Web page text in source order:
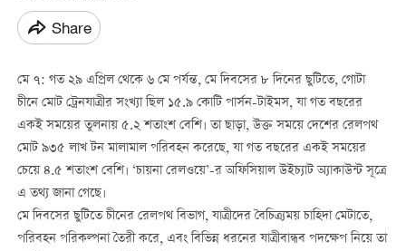
Share
মে ৭: গত ২৯ এপ্রিল থেকে ৬ মে পর্যন্ত, মে দিবসের ৮ দিনের ছুটিতে, গোটা
চীনে মোট ট্রেনযাত্রীর সংখ্যা ছিল ১৫.৯ কোটি পার্সন-টাইমস, যা গত বছরের
একই সময়ের তুলনায় ৫.২ শতাংশ বেশি। তা ছাড়া, উক্ত সময়ে দেশের রেলপথ
মোট ৯৩৫ লাখ টন মালামাল পরিবহন করেছে, যা গত বছরের একই সময়ের
চেয়ে ৪.৫ শতাংশ বেশি। ‘চায়না রেলওয়ে’-র অফিসিয়াল উইচ্যাট অ্যাকাউন্ট সূত্রে
এ তথ্য জানা গেছে।
মে দিবসের ছুটিতে চীনের রেলপথ বিভাগ, যাত্রীদের বৈচিত্র্যময় চাহিদা মেটাতে,
পরিবহন পরিকল্পনা তৈরী করে, এবং বিভিন্ন ধরনের যাত্রীবান্ধব পদক্ষেপ নিয়ে তা